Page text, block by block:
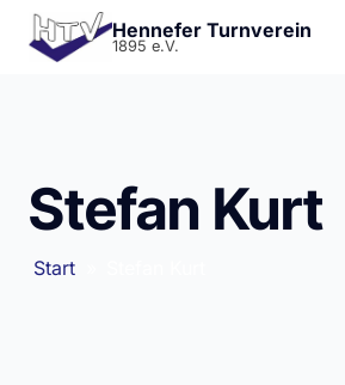
Hennefer Turnverein
1895 e.V.
Stefan Kurt
Start